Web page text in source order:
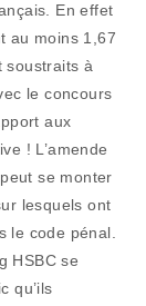
En effet
au moins 1,67
soustraits à
le concours
aux
! L’amende
se monter
lesquels ont
le code pénal.
HSBC se
qu’ils